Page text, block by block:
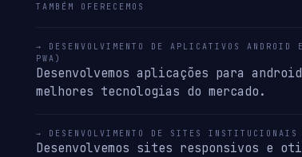
TAMBÉM OFERECEMOS
→ DESENVOLVIMENTO DE APLICATIVOS
PWA)
Desenvolvemos aplicações para
melhores tecnologias do mercado.
→ DESENVOLVIMENTO DE SITES INSTITUCIONAIS
Desenvolvemos sites responsivos e